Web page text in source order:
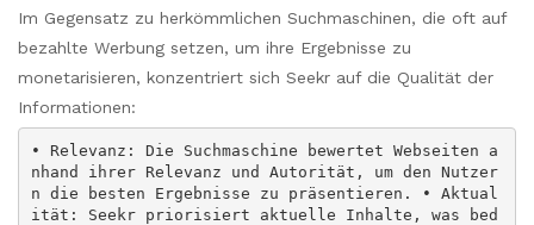
Im Gegensatz zu herkömmlichen Suchmaschinen, die oft auf
bezahlte Werbung setzen, um ihre Ergebnisse zu
monetarisieren, konzentriert sich Seekr auf die Qualität der
Informationen:
• Relevanz: Die Suchmaschine bewertet Webseiten a
nhand ihrer Relevanz und Autorität, um den Nutzer
n die besten Ergebnisse zu präsentieren. • Aktual
ität: Seekr priorisiert aktuelle Inhalte, was bed